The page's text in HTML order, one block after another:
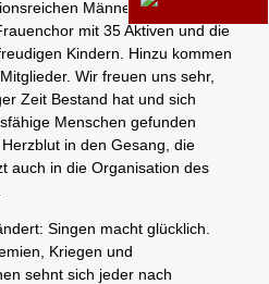
Männerchor mit
mit 35 Aktiven und die
Kindern. Hinzu kommen
Wir freuen uns sehr,
Zeit Bestand hat und sich
Menschen gefunden
in den Gesang, die
auch in die Organisation des
Singen macht glücklich.
Kriegen und
sehnt sich jeder nach